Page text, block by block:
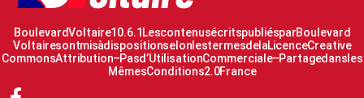
Boulevard Voltaire 10.6.1 Les contenus écrits publiés par Boulevard
Voltaire sont mis à disposition selon les termes de la Licence Creative
Commons Attribution – Pas d’Utilisation Commerciale – Partage dans les
Mêmes Conditions 2.0 France